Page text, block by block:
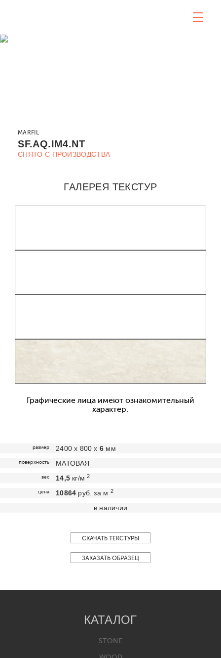
MARFIL
SF.AQ.IM4.NT
СНЯТО С ПРОИЗВОДСТВА
ГАЛЕРЕЯ ТЕКСТУР
Графические лица имеют ознакомительный
характер.
размер 2400 х 800 х 6 мм
поверхность МАТОВАЯ
вес 14,5 кг/м2
цена 10864 руб. за м 2
в наличии
СКАЧАТЬ ТЕКСТУРЫ
ЗАКАЗАТЬ ОБРАЗЕЦ
КАТАЛОГ
STONE